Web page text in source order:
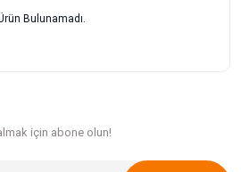
Bulunamadı.
için abone olun!